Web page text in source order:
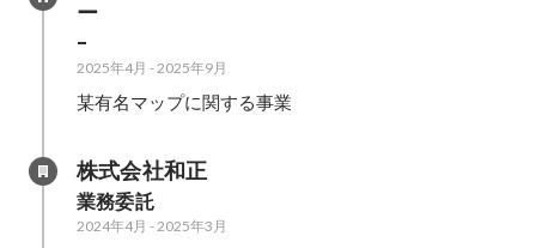
ー
-
2025年4月 -2025年9月
某有名マップに関する事業
株式会社和正
業務委託
2024年4月 -2025年3月